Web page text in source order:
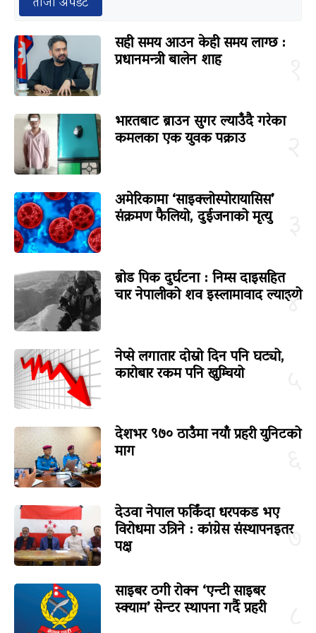
सही समय आउन केही समय लाग्छ :
प्रधानमन्त्री बालेन शाह
भारतबाट ब्राउन सुगर ल्याउँदै गरेका
कमलका एक युवक पक्राउ
अमेरिकामा ‘साइक्लोस्पोरायासिस’
संक्रमण फैलियो, दुईजनाको मृत्यु
४
ब्रोड पिक दुर्घटना : निम्स दाइसहित
चार नेपालीको शव इस्लामावाद ल्याइयो
नेप्से लगातार दोस्रो दिन पनि घट्यो,
कारोबार रकम पनि खुम्चियो
देशभर ९७० ठाउँमा नयाँ प्रहरी युनिटको
माग
७
देउवा नेपाल फर्किंदा धरपकड भए
विरोधमा उत्रिने : कांग्रेस संस्थापनइतर
पक्ष
साइबर ठगी रोक्न ‘एन्टी साइबर
स्क्याम’ सेन्टर स्थापना गर्दै प्रहरी